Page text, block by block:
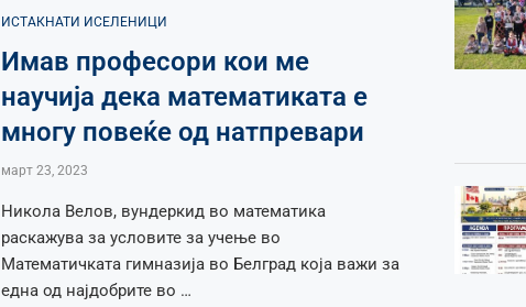
ИСТАКНАТИ ИСЕЛЕНИЦИ
Имав професори кои ме
научија дека математиката е
многу повеќе од натпревари
март 23, 2023
Никола Велов, вундеркид во математика
раскажува за условите за учење во
Математичката гимназија во Белград која важи за
една од најдобрите во …